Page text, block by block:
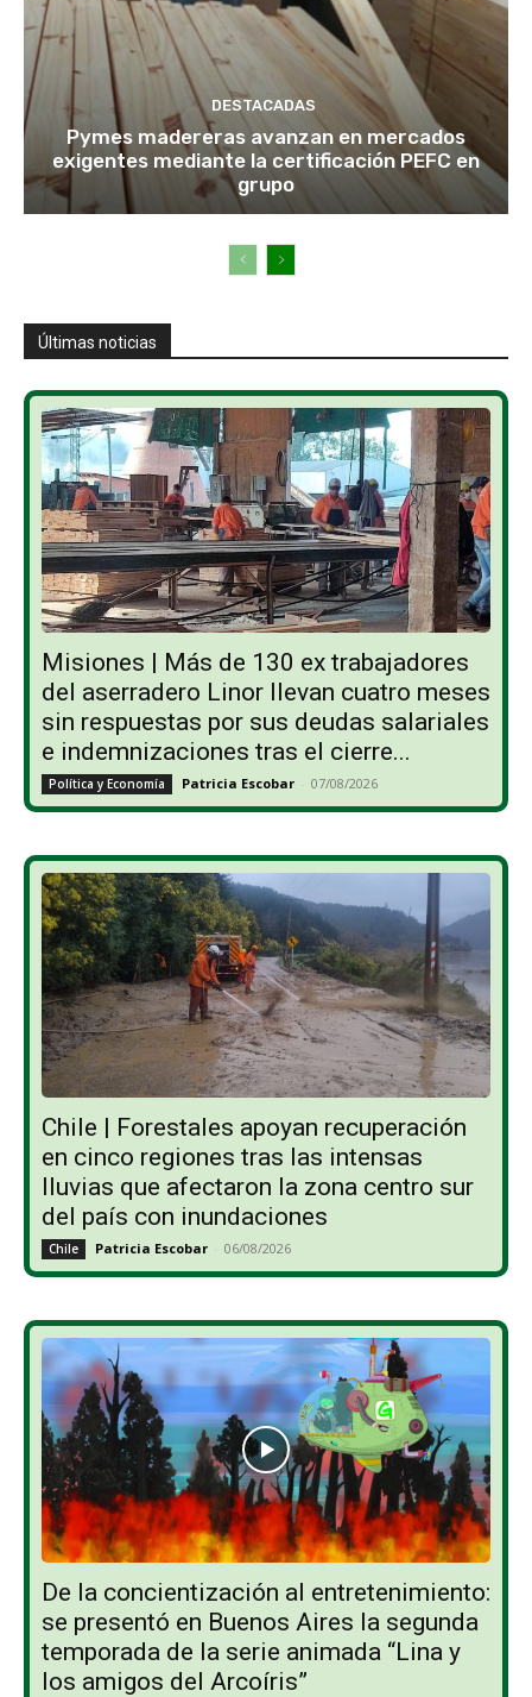
DESTACADAS
Pymes madereras avanzan en mercados
exigentes mediante la certificación PEFC en
grupo
Últimas noticias
Misiones | Más de 130 ex trabajadores
del aserradero Linor llevan cuatro meses
sin respuestas por sus deudas salariales
e indemnizaciones tras el cierre...
Política y Economía Patricia Escobar - 07/08/2026
Chile | Forestales apoyan recuperación
en cinco regiones tras las intensas
lluvias que afectaron la zona centro sur
del país con inundaciones
Chile Patricia Escobar - 06/08/2026
De la concientización al entretenimiento:
se presentó en Buenos Aires la segunda
temporada de la serie animada “Lina y
los amigos del Arcoíris”